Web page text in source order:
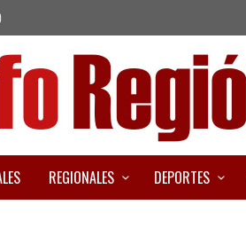
REGIONALES DEPORTES